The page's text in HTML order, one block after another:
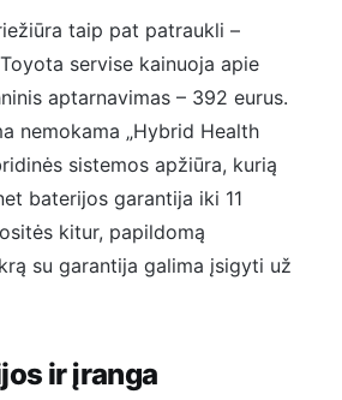
taip pat patraukli –
servise kainuoja apie
aptarnavimas – 392 eurus.
nemokama „Hybrid Health
sistemos apžiūra, kurią
baterijos garantija iki 11
kitur, papildomą
su garantija galima įsigyti už
ir įranga